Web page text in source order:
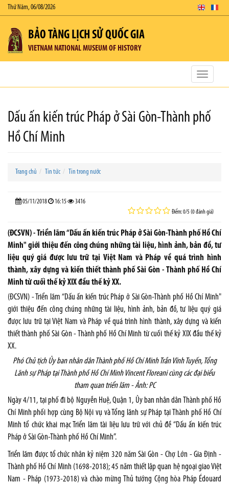
Thứ Năm, 06/08/2026
BẢO TÀNG LỊCH SỬ QUỐC GIA
VIETNAM NATIONAL MUSEUM OF HISTORY
Toggle
Dấu ấn kiến trúc Pháp ở Sài Gòn-Thành phố
Hồ Chí Minh
Trang chủ Tin tức Tin trong nước
05/11/2018 16:15 3416
Điểm: 0/5 (0 đánh giá)
(ĐCSVN) - Triển lãm “Dấu ấn kiến trúc Pháp ở Sài Gòn-Thành phố Hồ Chí
Minh" giới thiệu đến công chúng những tài liệu, hình ảnh, bản đồ, tư
liệu quý giá được lưu trữ tại Việt Nam và Pháp về quá trình hình
thành, xây dựng và kiến thiết thành phố Sài Gòn - Thành phố Hồ Chí
Minh từ cuối thế kỷ XIX đầu thế kỷ XX.
(ĐCSVN) - Triển lãm “Dấu ấn kiến trúc Pháp ở Sài Gòn-Thành phố Hồ Chí Minh"
giới thiệu đến công chúng những tài liệu, hình ảnh, bản đồ, tư liệu quý giá
được lưu trữ tại Việt Nam và Pháp về quá trình hình thành, xây dựng và kiến
thiết thành phố Sài Gòn - Thành phố Hồ Chí Minh từ cuối thế kỷ XIX đầu thế kỷ
XX.
Phó Chủ tịch Ủy ban nhân dân Thành phố Hồ Chí Minh Trần Vĩnh Tuyến, Tổng
Lãnh sự Pháp tại Thành phố Hồ Chí Minh Vincent Floreani cùng các đại biểu
tham quan triển lãm - Ảnh: PC
Ngày 4/11, tại phố đi bộ Nguyễn Huệ, Quận 1, Ủy ban nhân dân Thành phố Hồ
Chí Minh phối hợp cùng Bộ Nội vụ và Tổng lãnh sự Pháp tại Thành phố Hồ Chí
Minh tổ chức khai mạc Triển lãm tài liệu lưu trữ với chủ đề “Dấu ấn kiến trúc
Pháp ở Sài Gòn-Thành phố Hồ Chí Minh”.
Triển lãm được tổ chức nhân kỷ niệm 320 năm Sài Gòn - Chợ Lớn - Gia Định -
Thành phố Hồ Chí Minh (1698-2018); 45 năm thiết lập quan hệ ngoại giao Việt
Nam - Pháp (1973-2018) và chào mừng Thủ tướng Cộng hòa Pháp Édouard